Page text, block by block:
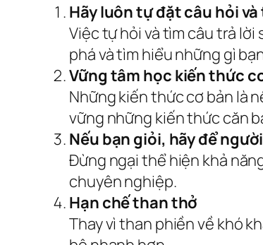
Hãy luôn tự đặt câu hỏi
Việc tự hỏi và tìm câu trả
phá và tìm hiểu những gì
Vững tâm học kiến thức
Những kiến thức cơ bản là
vững những kiến thức căn
Nếu bạn giỏi, hãy để
Đừng ngại thể hiện khả
chuyên nghiệp.
Hạn chế than thở
Thay vì than phiền về khó